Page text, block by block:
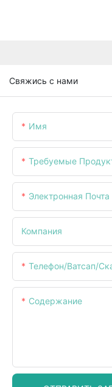
Свяжись с нами
Имя
Требуемые
Электронная Почта
Компания
Телефон/ватсап/
Содержание